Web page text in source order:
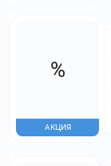
%
АКЦИЯ